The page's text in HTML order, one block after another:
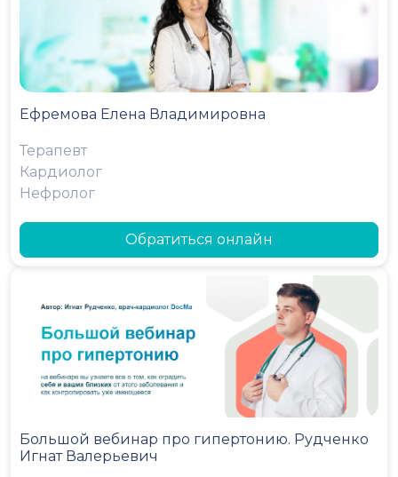
Ефремова Елена Владимировна
Терапевт
Кардиолог
Нефролог
Обратиться онлайн
Большой вебинар про гипертонию. Рудченко
Игнат Валерьевич